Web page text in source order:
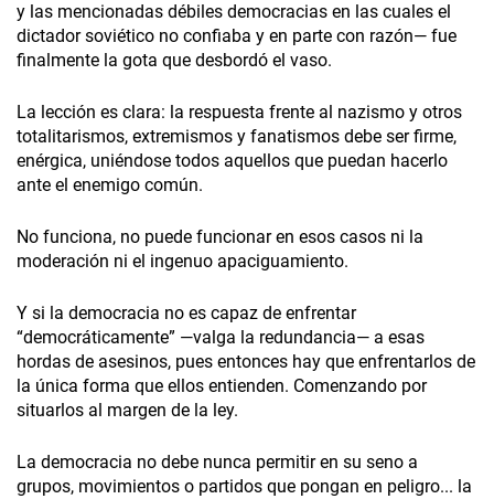
y las mencionadas débiles democracias en las cuales el
dictador soviético no confiaba y en parte con razón— fue
finalmente la gota que desbordó el vaso.
La lección es clara: la respuesta frente al nazismo y otros
totalitarismos, extremismos y fanatismos debe ser firme,
enérgica, uniéndose todos aquellos que puedan hacerlo
ante el enemigo común.
No funciona, no puede funcionar en esos casos ni la
moderación ni el ingenuo apaciguamiento.
Y si la democracia no es capaz de enfrentar
“democráticamente” —valga la redundancia— a esas
hordas de asesinos, pues entonces hay que enfrentarlos de
la única forma que ellos entienden. Comenzando por
situarlos al margen de la ley.
La democracia no debe nunca permitir en su seno a
grupos, movimientos o partidos que pongan en peligro... la